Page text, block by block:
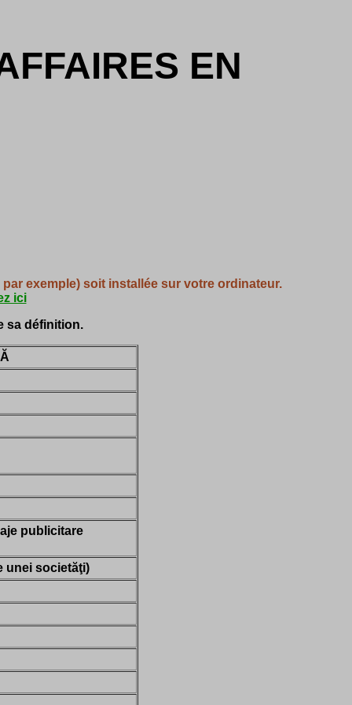
EN
exemple) soit installée sur votre ordinateur.
ici
sa définition.
publicitare
unei societăţi)